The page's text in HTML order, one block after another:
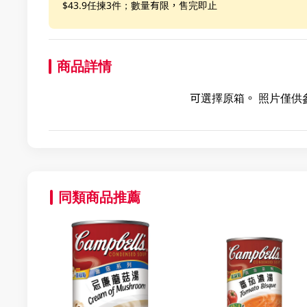
$43.9任揀3件；數量有限，售完即止
商品詳情
可選擇原箱。 照片僅供
同類商品推薦